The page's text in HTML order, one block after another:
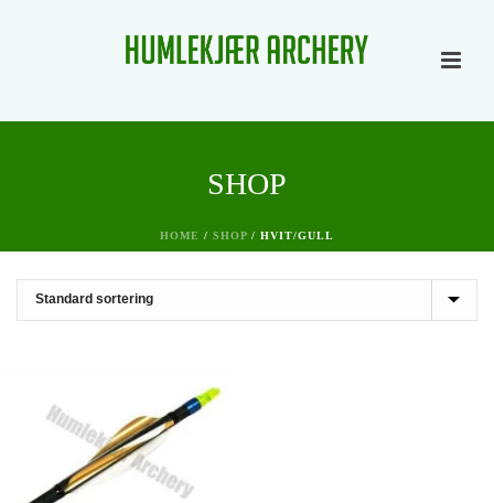
SHOP
HOME / SHOP / HVIT/GULL